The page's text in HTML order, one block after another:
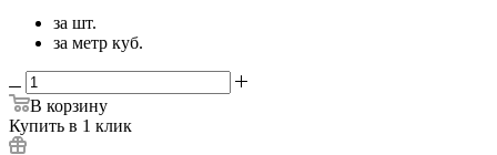
за шт.
за метр куб.
В корзину
Купить в 1 клик